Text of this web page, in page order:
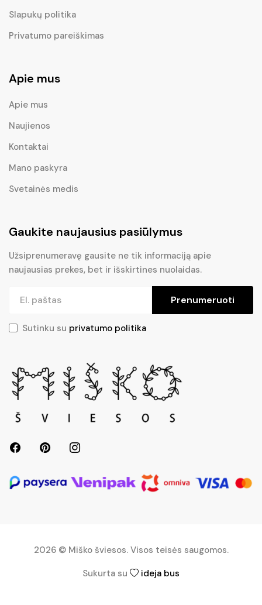
Slapukų politika
Privatumo pareiškimas
Apie mus
Apie mus
Naujienos
Kontaktai
Mano paskyra
Svetainės medis
Gaukite naujausius pasiūlymus
Užsiprenumeravę gausite ne tik informaciją apie
naujausias prekes, bet ir išskirtines nuolaidas.
Prenumeruoti
Sutinku su privatumo politika
2026 © Miško šviesos. Visos teisės saugomos.
Sukurta su
ideja bus